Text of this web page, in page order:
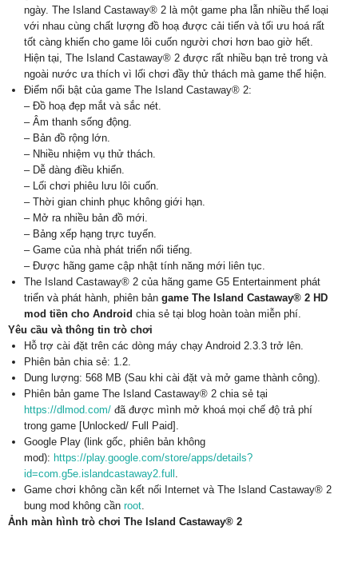
ngày. The Island Castaway® 2 là một game pha lẫn nhiều thể loại
với nhau cùng chất lượng đồ hoạ được cải tiến và tối ưu hoá rất
tốt càng khiến cho game lôi cuốn người chơi hơn bao giờ hết.
Hiện tại, The Island Castaway® 2 được rất nhiều bạn trẻ trong và
ngoài nước ưa thích vì lối chơi đầy thử thách mà game thể hiện.
Điểm nổi bật của game The Island Castaway® 2:
– Đồ hoạ đẹp mắt và sắc nét.
– Âm thanh sống động.
– Bản đồ rộng lớn.
– Nhiều nhiệm vụ thử thách.
– Dễ dàng điều khiển.
– Lối chơi phiêu lưu lôi cuốn.
– Thời gian chinh phục không giới hạn.
– Mở ra nhiều bản đồ mới.
– Bảng xếp hạng trực tuyến.
– Game của nhà phát triển nổi tiếng.
– Được hãng game cập nhật tính năng mới liên tục.
The Island Castaway® 2 của hãng game G5 Entertainment phát
triển và phát hành, phiên bản game The Island Castaway® 2 HD
mod tiền cho Android chia sẻ tại blog hoàn toàn miễn phí.
Yêu cầu và thông tin trò chơi
Hỗ trợ cài đặt trên các dòng máy chạy Android 2.3.3 trở lên.
Phiên bản chia sẻ: 1.2.
Dung lượng: 568 MB (Sau khi cài đặt và mở game thành công).
Phiên bản game The Island Castaway® 2 chia sẻ tại
https://dlmod.com/ đã được mình mở khoá mọi chế độ trả phí
trong game [Unlocked/ Full Paid].
Google Play (link gốc, phiên bản không
mod): https://play.google.com/store/apps/details?
id=com.g5e.islandcastaway2.full .
Game chơi không cần kết nối Internet và The Island Castaway® 2
bung mod không cần root.
Ảnh màn hình trò chơi The Island Castaway® 2